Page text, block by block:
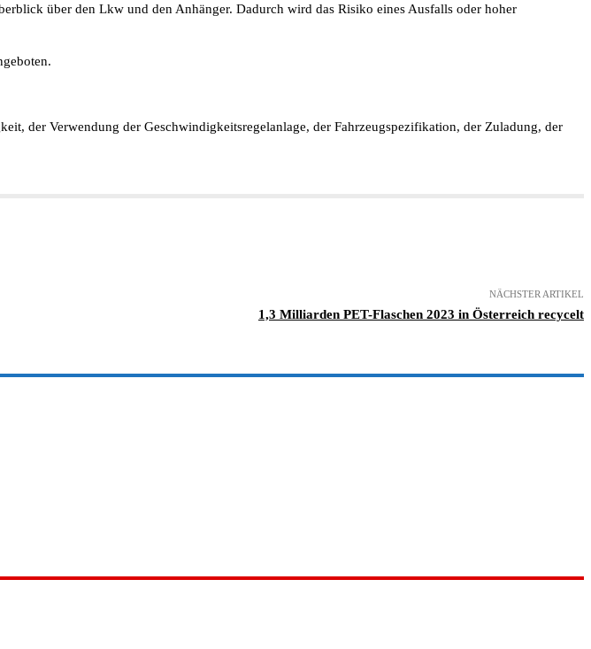
über den Lkw und den Anhänger. Dadurch wird das Risiko eines Ausfalls oder hoher
der Verwendung der Geschwindigkeitsregelanlage, der Fahrzeugspezifikation, der Zuladung, der
NÄCHSTER ARTIKEL
1,3 Milliarden PET-Flaschen 2023 in Österreich recycelt